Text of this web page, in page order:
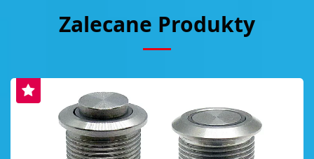
Zalecane Produkty